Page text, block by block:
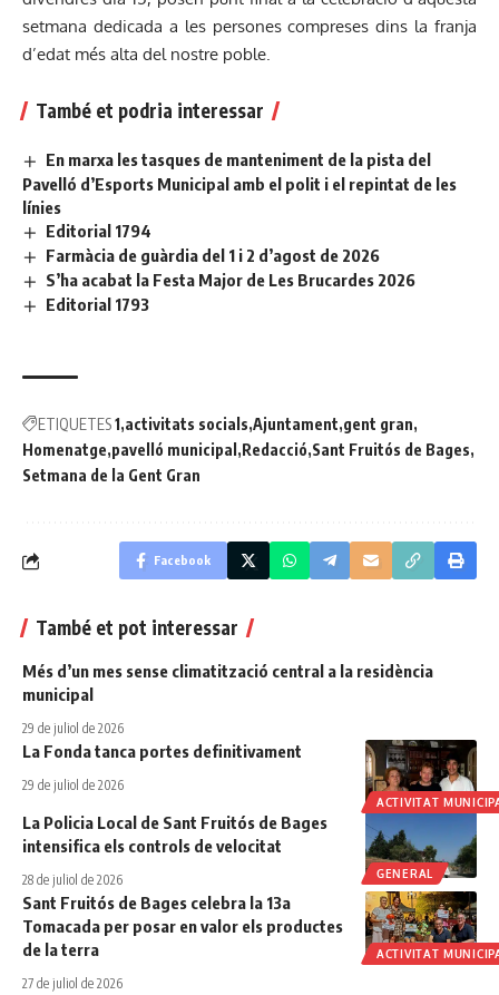
setmana dedicada a les persones compreses dins la franja
d’edat més alta del nostre poble.
També et podria interessar
En marxa les tasques de manteniment de la pista del
Pavelló d’Esports Municipal amb el polit i el repintat de les
línies
Editorial 1794
Farmàcia de guàrdia del 1 i 2 d’agost de 2026
S’ha acabat la Festa Major de Les Brucardes 2026
Editorial 1793
ETIQUETES1 activitats socials Ajuntament gent gran
Homenatge pavelló municipal Redacció Sant Fruitós de Bages
Setmana de la Gent Gran
Facebook
També et pot interessar
Més d’un mes sense climatització central a la residència
municipal
29 de juliol de 2026
ACTIVITAT
La Fonda tanca portes definitivament
29 de juliol de 2026
GENERAL
La Policia Local de Sant Fruitós de Bages
intensifica els controls de velocitat
28 de juliol de 2026
ACTIVITAT
Sant Fruitós de Bages celebra la 13a
Tomacada per posar en valor els productes
de la terra
27 de juliol de 2026